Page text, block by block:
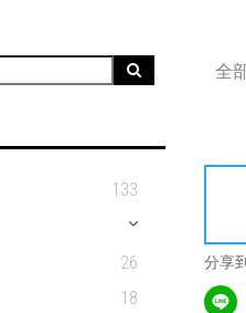
133
26
18
全
分享到